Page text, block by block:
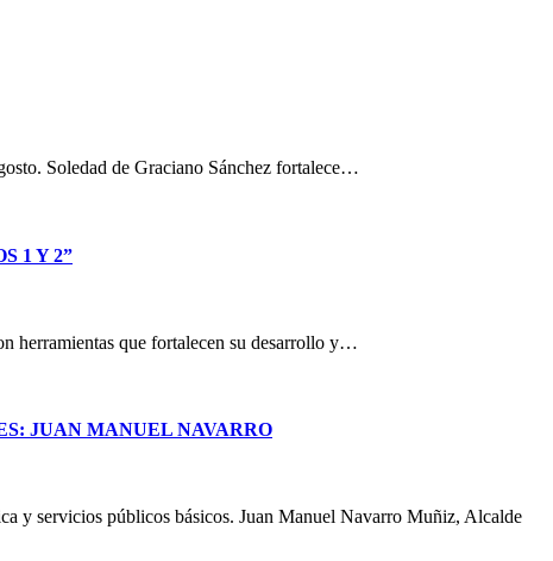
Soledad de Graciano Sánchez fortalece…
1 Y 2”
herramientas que fortalecen su desarrollo y…
JUAN MANUEL NAVARRO
y servicios públicos básicos. Juan Manuel Navarro Muñiz, Alcalde